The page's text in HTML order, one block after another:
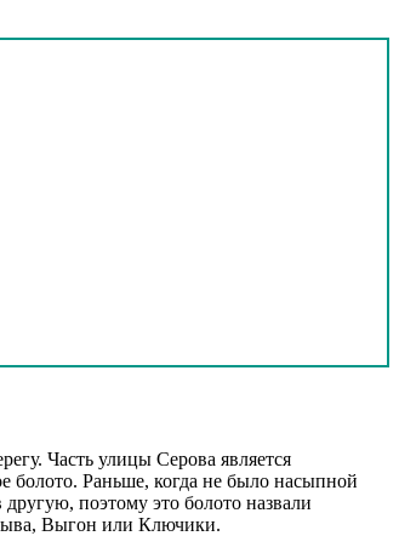
зу
нет
зу
нет
окс
зу
окс
Часть улицы Серова является
болото. Раньше, когда не было насыпной
поэтому это болото назвали
Выгон или Ключики.